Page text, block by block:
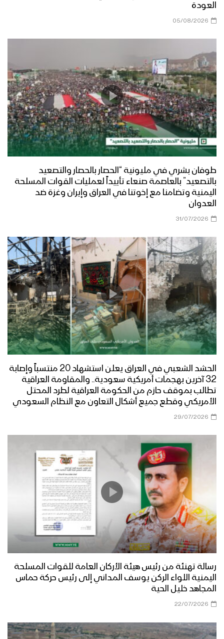
العودة
05/08/2026
طوفان بشري في مليونية “الحصار بالحصار والتصعيد
بالتصعيد” بالعاصمة صنعاء تأييداً لعمليات القوات المسلحة
اليمنية وتضامنا مع إخوتنا في العراق وإيران وغزة ضد
العدوان
31/07/2026
الحشد الشعبي في العراق يعلن استشهاد 20 منتسباً وإصابة
32 آخرين بهجمات أمريكية سعودية.. والمقاومة العراقية
تطالب بموقف حازم من الحكومة العراقية لطرد المحتل
الأمريكي وقطع جميع أشكال التعاون مع النظام السعودي
29/07/2026
رسالة تهنئة من رئيس هيئة الأركان العامة للقوات المسلحة
اليمنية اللواء الركن يوسف المداني إلى رئيس حركة حماس
المجاهد خليل الحية
22/07/2026